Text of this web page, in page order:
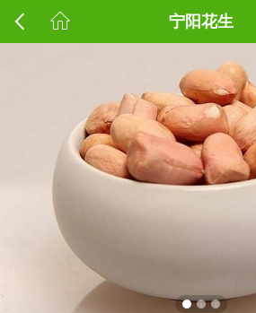
宁阳花生